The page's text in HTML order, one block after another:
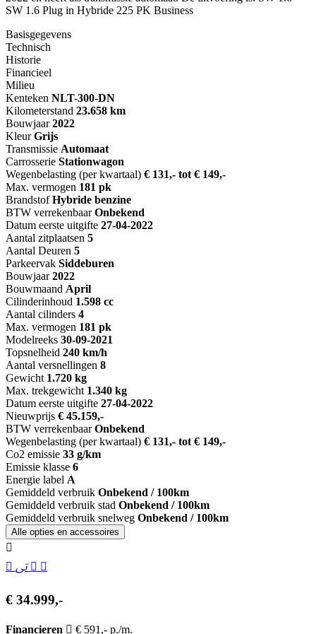
SW 1.6 Plug in Hybride 225 PK Business
Basisgegevens
Technisch
Historie
Financieel
Milieu
Kenteken NLT-300-DN
Kilometerstand 23.658 km
Bouwjaar 2022
Kleur Grijs
Transmissie Automaat
Carrosserie Stationwagon
Wegenbelasting (per kwartaal) € 131,- tot € 149,-
Max. vermogen 181 pk
Brandstof Hybride benzine
BTW verrekenbaar Onbekend
Datum eerste uitgifte 27-04-2022
Aantal zitplaatsen 5
Aantal Deuren 5
Parkeervak Siddeburen
Bouwjaar 2022
Bouwmaand April
Cilinderinhoud 1.598 cc
Aantal cilinders 4
Max. vermogen 181 pk
Modelreeks 30-09-2021
Topsnelheid 240 km/h
Aantal versnellingen 8
Gewicht 1.720 kg
Max. trekgewicht 1.340 kg
Datum eerste uitgifte 27-04-2022
Nieuwprijs € 45.159,-
BTW verrekenbaar Onbekend
Wegenbelasting (per kwartaal) € 131,- tot € 149,-
Co2 emissie 33 g/km
Emissie klasse 6
Energie label A
Gemiddeld verbruik Onbekend / 100km
Gemiddeld verbruik stad Onbekend / 100km
Gemiddeld verbruik snelweg Onbekend / 100km
Alle opties en accessoires
€ 34.999,-
Financieren € 591,- p./m.